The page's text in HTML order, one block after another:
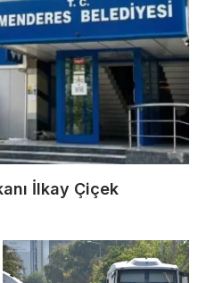
İlkay Çiçek